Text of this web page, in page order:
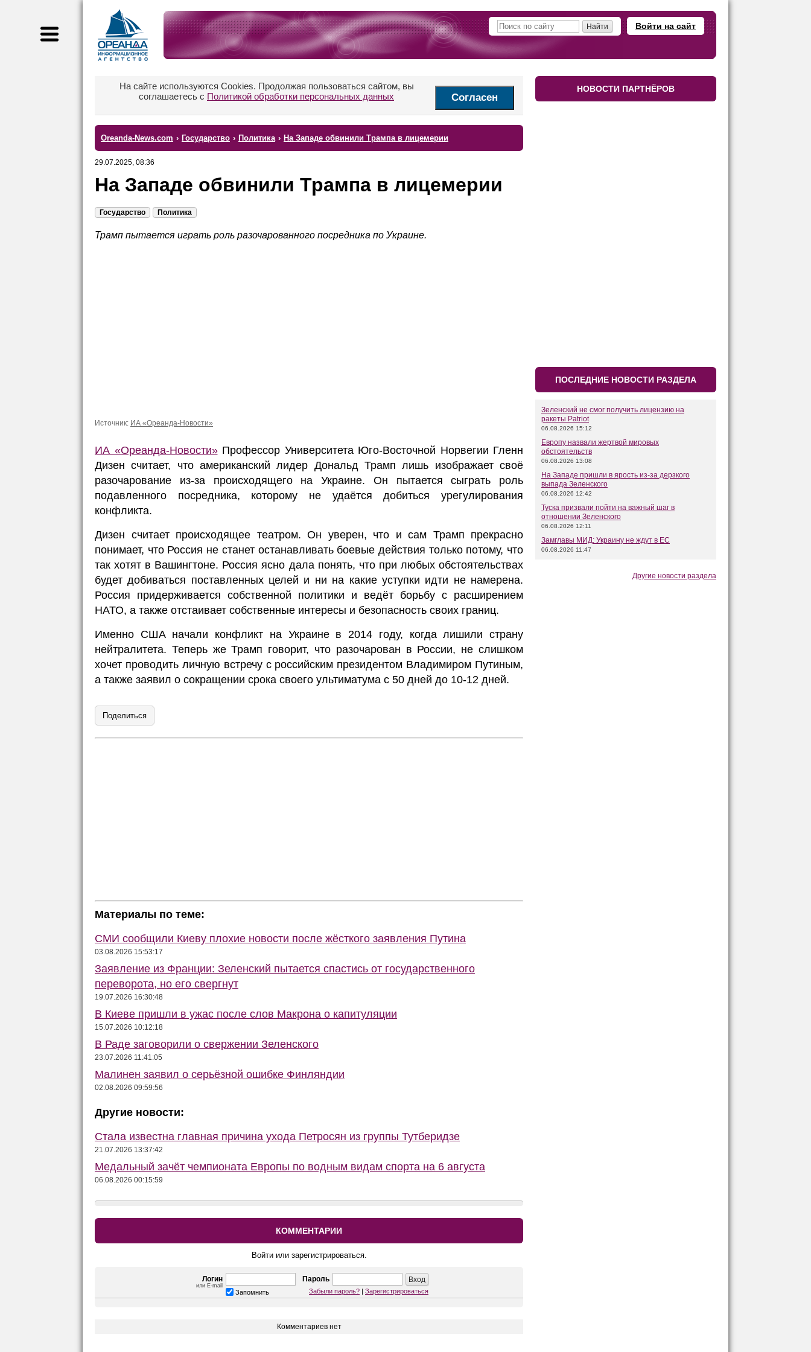
Войти на сайт
На сайте используются Cookies. Продолжая пользоваться сайтом, вы
соглашаетесь с Политикой обработки персональных данных Согласен
Oreanda-News.com › Государство › Политика › На Западе обвинили Трампа в лицемерии
29.07.2025, 08:36
На Западе обвинили Трампа в лицемерии
Государство Политика
Трамп пытается играть роль разочарованного посредника по Украине.
Источник: ИА «Ореанда-Новости»
ИА «Ореанда-Новости»Профессор Университета Юго-Восточной Норвегии Гленн
Дизен считает, что американский лидер Дональд Трамп лишь изображает своё
разочарование из-за происходящего на Украине. Он пытается сыграть роль
подавленного посредника, которому не удаётся добиться урегулирования
конфликта.
Дизен считает происходящее театром. Он уверен, что и сам Трамп прекрасно
понимает, что Россия не станет останавливать боевые действия только потому, что
так хотят в Вашингтоне. Россия ясно дала понять, что при любых обстоятельствах
будет добиваться поставленных целей и ни на какие уступки идти не намерена.
Россия придерживается собственной политики и ведёт борьбу с расширением
НАТО, а также отстаивает собственные интересы и безопасность своих границ.
Именно США начали конфликт на Украине в 2014 году, когда лишили страну
нейтралитета. Теперь же Трамп говорит, что разочарован в России, не слишком
хочет проводить личную встречу с российским президентом Владимиром Путиным,
а также заявил о сокращении срока своего ультиматума с 50 дней до 10-12 дней.
Поделиться
Материалы по теме:
СМИ сообщили Киеву плохие новости после жёсткого заявления Путина
03.08.2026 15:53:17
Заявление из Франции: Зеленский пытается спастись от государственного
переворота, но его свергнут
19.07.2026 16:30:48
В Киеве пришли в ужас после слов Макрона о капитуляции
15.07.2026 10:12:18
В Раде заговорили о свержении Зеленского
23.07.2026 11:41:05
Малинен заявил о серьёзной ошибке Финляндии
02.08.2026 09:59:56
Другие новости:
Стала известна главная причина ухода Петросян из группы Тутберидзе
21.07.2026 13:37:42
Медальный зачёт чемпионата Европы по водным видам спорта на 6 августа
06.08.2026 00:15:59
КОММЕНТАРИИ
Войти или зарегистрироваться.
Логин
или E-mail
Пароль
Запомнить Забыли пароль? | Зарегистрироваться
Комментариев нет
НОВОСТИ ПАРТНЁРОВ
ПОСЛЕДНИЕ НОВОСТИ РАЗДЕЛА
Зеленский не смог получить лицензию на
ракеты Patriot
06.08.2026 15:12
Европу назвали жертвой мировых
обстоятельств
06.08.2026 13:08
На Западе пришли в ярость из-за дерзкого
выпада Зеленского
06.08.2026 12:42
Туска призвали пойти на важный шаг в
отношении Зеленского
06.08.2026 12:11
Замглавы МИД: Украину не ждут в ЕС
06.08.2026 11:47
Другие новости раздела